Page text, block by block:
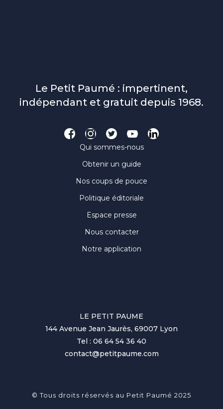
Le Petit Paumé : impertinent,
indépendant et gratuit depuis 1968.
Qui sommes-nous
Obtenir un guide
Nos coups de pouce
Politique éditoriale
Espace presse
Nous contacter
Notre application
LE PETIT PAUME
144 Avenue Jean Jaurès, 69007 Lyon
Tel : 06 64 54 36 40
contact@petitpaume.com
© Tous droits réservés au Petit Paumé 2025